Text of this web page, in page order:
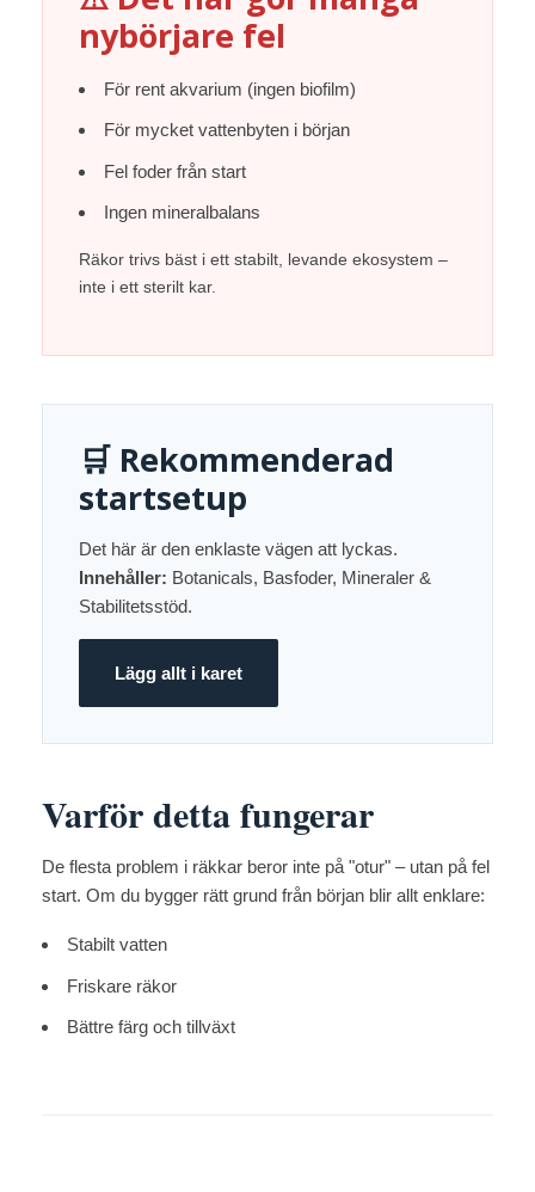
nybörjare fel
För rent akvarium (ingen biofilm)
För mycket vattenbyten i början
Fel foder från start
Ingen mineralbalans
Räkor trivs bäst i ett stabilt, levande ekosystem –
inte i ett sterilt kar.
🛒 Rekommenderad
startsetup
Det här är den enklaste vägen att lyckas.
Innehåller: Botanicals, Basfoder, Mineraler &
Stabilitetsstöd.
Lägg allt i karet
Varför detta fungerar
De flesta problem i räkkar beror inte på "otur" – utan på fel
start. Om du bygger rätt grund från början blir allt enklare:
Stabilt vatten
Friskare räkor
Bättre färg och tillväxt